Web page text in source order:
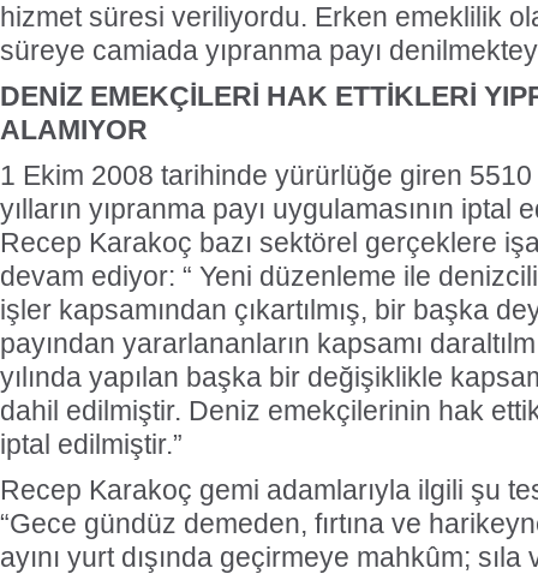
hizmet süresi veriliyordu. Erken emeklilik
süreye camiada yıpranma payı
DENİZ EMEKÇİLERİ HAK ETTİKLERİ
ALAMIYOR
1 Ekim 2008 tarihinde yürürlüğe giren 5510
yılların yıpranma payı uygulamasının iptal
Recep Karakoç bazı sektörel gerçeklere
devam ediyor: “ Yeni düzenleme ile
işler kapsamından çıkartılmış, bir başka
payından yararlananların kapsamı
yılında yapılan başka bir değişiklikle
dahil edilmiştir. Deniz emekçilerinin hak
iptal edilmiştir.”
Recep Karakoç gemi adamlarıyla ilgili şu
“Gece gündüz demeden, fırtına ve
ayını yurt dışında geçirmeye mahkûm;